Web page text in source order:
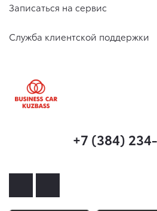
Записаться на сервис
Служба клиентской поддержки
+7 (384)